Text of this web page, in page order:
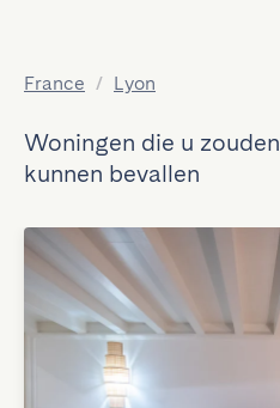
France / Lyon
Woningen die u zouden
kunnen bevallen